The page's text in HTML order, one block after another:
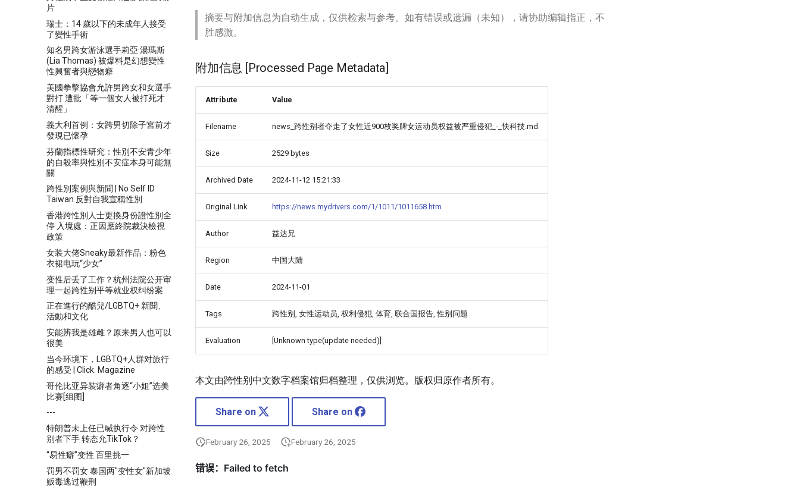
片
瑞士：14 歲以下的未成年人接受
了變性手術
知名男跨女游泳選手莉亞·湯瑪斯
(Lia Thomas) 被爆料是幻想變性
性興奮者與戀物癖
美國拳擊協會允許男跨女和女選手
對打 遭批「等一個女人被打死才
清醒」
義大利首例：女跨男切除子宮前才
發現已懷孕
芬蘭指標性研究：性別不安青少年
的自殺率與性別不安症本身可能無
關
跨性別案例與新聞 | No Self ID
Taiwan 反對自我宣稱性別
香港跨性別人士更換身份證性別全
停 入境處：正因應終院裁決檢視
政策
女装大佬Sneaky最新作品：粉色
衣裙电玩“少女”
变性后丢了工作？杭州法院公开审
理一起跨性别平等就业权纠纷案
正在進行的酷兒/LGBTQ+ 新聞、
活動和文化
安能辨我是雄雌？原来男人也可以
很美
当今环境下，LGBTQ+人群对旅行
的感受 | Click. Magazine
哥伦比亚异装癖者角逐“小姐”选美
比赛[组图]
---
特朗普未上任已喊执行令 对跨性
别者下手 转态允TikTok？
“易性癖”变性 百里挑一
罚男不罚女 泰国两"变性女"新加坡
贩毒逃过鞭刑
摘要与附加信息为自动生成，仅供检索与参考。如有错误或遗漏（未知），请协助编辑指正，不
胜感激。
附加信息 [Processed Page Metadata]
Attribute Value
Filename news_跨性别者夺走了女性近900枚奖牌女运动员权益被严重侵犯_-_快科技.md
Size 2529 bytes
Archived Date 2024-11-12 15:21:33
Original Link https://news.mydrivers.com/1/1011/1011658.htm
Author 益达兄
Region 中国大陆
Date 2024-11-01
Tags 跨性别, 女性运动员, 权利侵犯, 体育, 联合国报告, 性别问题
Evaluation [Unknown type(update needed)]
本文由跨性别中文数字档案馆归档整理，仅供浏览。版权归原作者所有。
Share on Share on
February 26, 2025 February 26, 2025